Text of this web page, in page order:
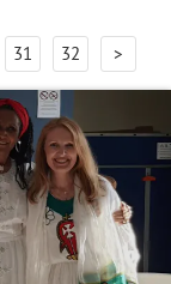
31 32 >